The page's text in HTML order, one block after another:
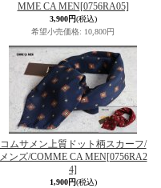
MME CA MEN[0756RA05]
3,900円(税込)
希望小売価格: 10,800円
コムサメン上質ドット柄スカーフ/
メンズ/COMME CA MEN[0756RA2
4]
1,900円(税込)